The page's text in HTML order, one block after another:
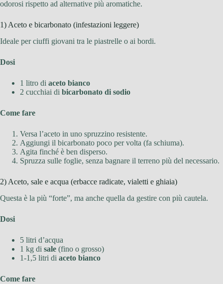
odorosi rispetto ad alternative più aromatiche.
1) Aceto e bicarbonato (infestazioni leggere)
Ideale per ciuffi giovani tra le piastrelle o ai bordi.
Dosi
1 litro di aceto bianco
2 cucchiai di bicarbonato di sodio
Come fare
Versa l’aceto in uno spruzzino resistente.
Aggiungi il bicarbonato poco per volta (fa schiuma).
Agita finché è ben disperso.
Spruzza sulle foglie, senza bagnare il terreno più del necessario.
2) Aceto, sale e acqua (erbacce radicate, vialetti e ghiaia)
Questa è la più “forte”, ma anche quella da gestire con più cautela.
Dosi
5 litri d’acqua
1 kg di sale (fino o grosso)
1-1,5 litri di aceto bianco
Come fare